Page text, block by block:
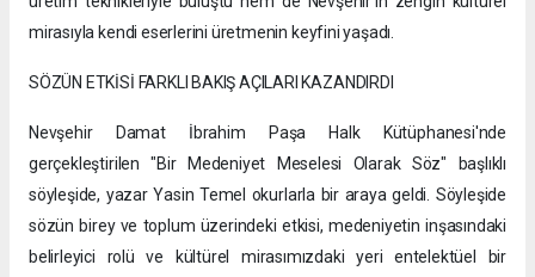
mirasıyla kendi eserlerini üretmenin keyfini yaşadı.
SÖZÜN ETKİSİ FARKLI BAKIŞ AÇILARI KAZANDIRDI
Nevşehir Damat İbrahim Paşa Halk Kütüphanesi'nde
gerçekleştirilen "Bir Medeniyet Meselesi Olarak Söz" başlıklı
söyleşide, yazar Yasin Temel okurlarla bir araya geldi. Söyleşide
sözün birey ve toplum üzerindeki etkisi, medeniyetin inşasındaki
belirleyici rolü ve kültürel mirasımızdaki yeri entelektüel bir